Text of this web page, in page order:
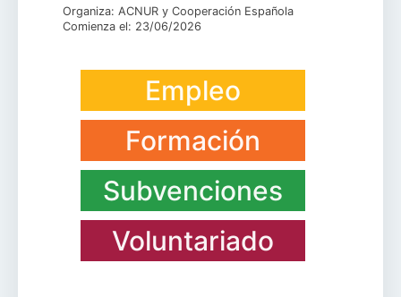
Organiza: ACNUR y Cooperación Española
Comienza el: 23/06/2026
Empleo
Formación
Subvenciones
Voluntariado